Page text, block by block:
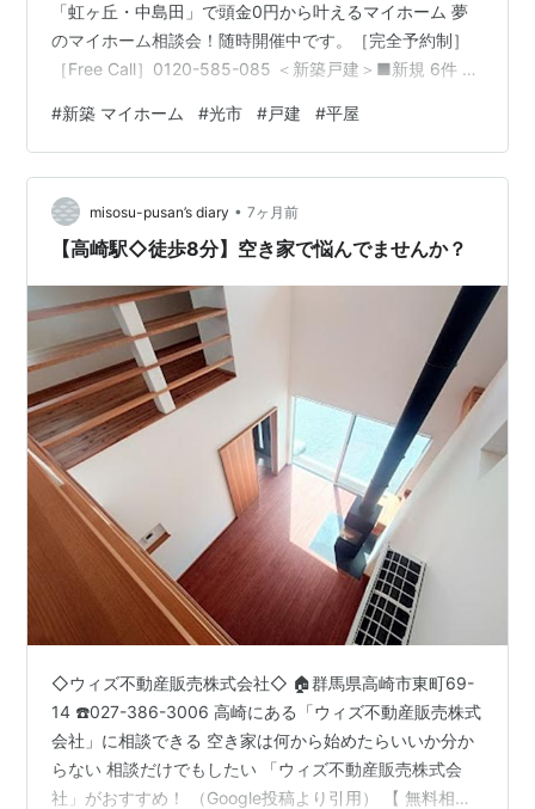
「虹ヶ丘・中島田」で頭金0円から叶えるマイホーム 夢
のマイホーム相談会！随時開催中です。［完全予約制］
［Free Call］0120-585-085 ＜新築戸建＞■新規 6件 ※
ルガーデン光市虹ヶ丘第８ 一号地、二号地・クレイドル
ガーデン光市中島田第１ 一号地、二号地、三号地、四号
地 実は、家賃5万円を35年間払い続けると、合計で2,100
万円になります。しかし、賃貸はいくら払っても自分の
資産にはなりません。今回ご紹介する新築戸建て…
#新築 マイホーム #光市 #戸建 #平屋
misosu-pusan’s diary • 7ヶ月前
【高崎駅◇徒歩8分】空き家で悩んでませんか？
◇ウィズ不動産販売株式会社◇ 🏠群馬県高崎市東町69-
14 ☎️027-386-3006 高崎にある「ウィズ不動産販売株式
会社」に相談できる 空き家は何から始めたらいいか分か
らない 相談だけでもしたい 「ウィズ不動産販売株式会
社」がおすすめ！ （Google投稿より引用） 【 無料相談